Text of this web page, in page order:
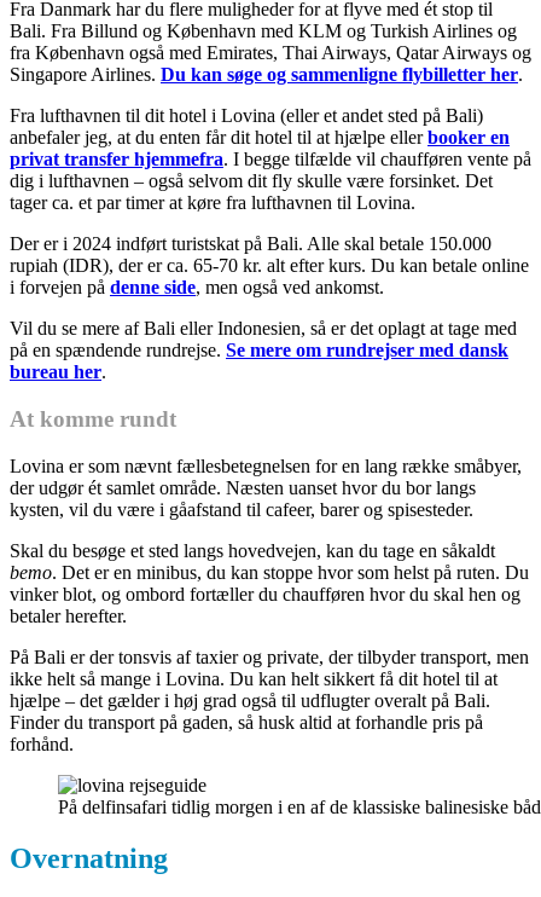
Fra Danmark har du flere muligheder for at flyve med ét stop til
Bali. Fra Billund og København med KLM og Turkish Airlines og
fra København også med Emirates, Thai Airways, Qatar Airways og
Singapore Airlines. Du kan søge og sammenligne flybilletter her.
Fra lufthavnen til dit hotel i Lovina (eller et andet sted på Bali)
anbefaler jeg, at du enten får dit hotel til at hjælpe ellerbooker en
privat transfer hjemmefra. I begge tilfælde vil chaufføren vente på
dig i lufthavnen – også selvom dit fly skulle være forsinket. Det
tager ca. et par timer at køre fra lufthavnen til Lovina.
Der er i 2024 indført turistskat på Bali. Alle skal betale 150.000
rupiah (IDR), der er ca. 65-70 kr. alt efter kurs. Du kan betale online
i forvejen på denne side, men også ved ankomst.
Vil du se mere af Bali eller Indonesien, så er det oplagt at tage med
på en spændende rundrejse. Se mere om rundrejser med dansk
bureau her.
At komme rundt
Lovina er som nævnt fællesbetegnelsen for en lang række småbyer,
der udgør ét samlet område. Næsten uanset hvor du bor langs
kysten, vil du være i gåafstand til cafeer, barer og spisesteder.
Skal du besøge et sted langs hovedvejen, kan du tage en såkaldt
bemo. Det er en minibus, du kan stoppe hvor som helst på ruten. Du
vinker blot, og ombord fortæller du chaufføren hvor du skal hen og
betaler herefter.
På Bali er der tonsvis af taxier og private, der tilbyder transport, men
ikke helt så mange i Lovina. Du kan helt sikkert få dit hotel til at
hjælpe – det gælder i høj grad også til udflugter overalt på Bali.
Finder du transport på gaden, så husk altid at forhandle pris på
forhånd.
På delfinsafari tidlig morgen i en af de klassiske balinesiske
Overnatning